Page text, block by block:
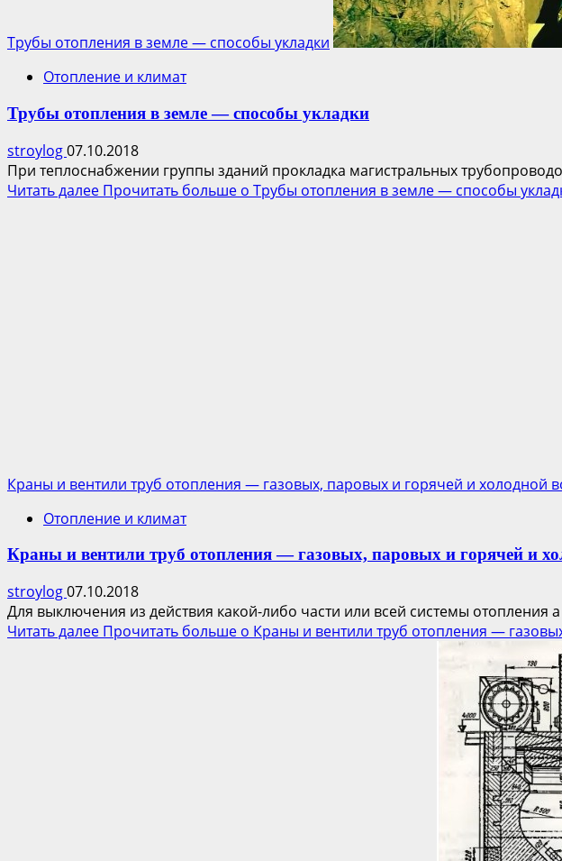
Трубы отопления в земле — способы укладки
Отопление и климат
Трубы отопления в земле — способы укладки
stroylog07.10.2018
При теплоснабжении группы зданий прокладка магистральных
Читать далее Прочитать больше о Трубы отопления в земле — способы
Краны и вентили труб отопления — газовых, паровых и горячей и холодной
Отопление и климат
Краны и вентили труб отопления — газовых, паровых и горячей и
stroylog07.10.2018
Для выключения из действия какой-либо части или всей системы отопления
Читать далее Прочитать больше о Краны и вентили труб отопления —